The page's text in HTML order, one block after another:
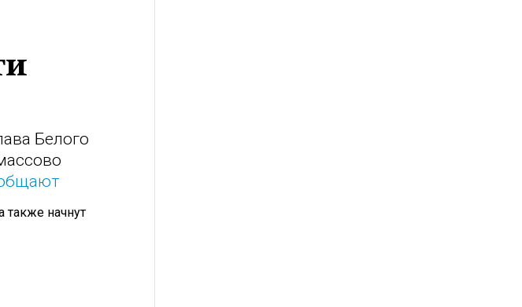
Белого
также начнут